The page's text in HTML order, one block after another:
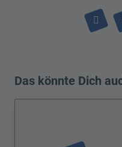
Das könnte Dich